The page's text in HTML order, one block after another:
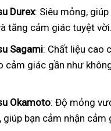
Durex: Siêu mỏng,
tăng cảm giác tuyệt vời.
Sagami: Chất liệu cao
cảm giác gần như
Okamoto: Độ mỏng
giúp bạn cảm nhận cảm